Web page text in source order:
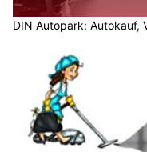
DIN Autopark: Autokauf,